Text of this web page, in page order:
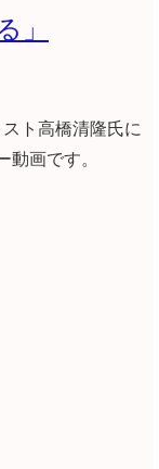
」
ト高橋清隆氏に
画です。